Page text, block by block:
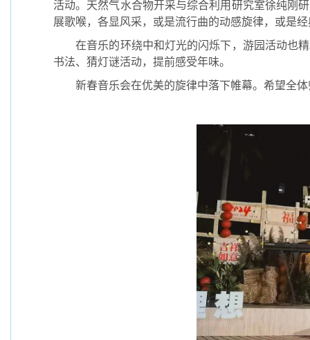
活动。天然气水合物开采与综合利用研究室徐纯刚
展歌喉，各显风采，或是流行曲的动感旋律，或是
在音乐的环绕中和灯光的闪烁下，游园活动也
书法、猜灯谜活动，提前感受年味。
新春音乐会在优美的旋律中落下帷幕。希望全